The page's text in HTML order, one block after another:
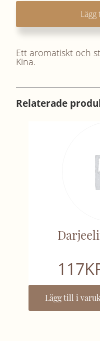
Ett aromatiskt och
Kina.
Relaterade
117
Lägg till i